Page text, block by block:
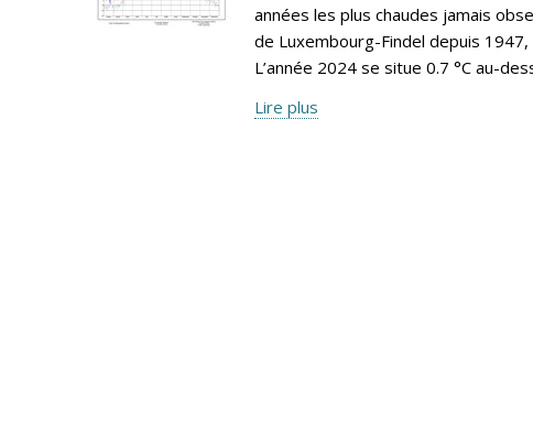
années les plus chaudes jamais
de Luxembourg-Findel depuis
L’année 2024 se situe 0.7 °C au-
Lire plus